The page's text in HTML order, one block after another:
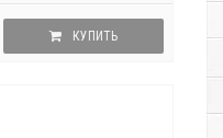
КУПИТЬ